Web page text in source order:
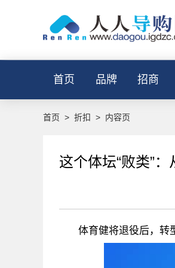
首页 品牌 招商
首页 > 折扣 > 内容页
这个体坛“败类”
体育健将退役后，转